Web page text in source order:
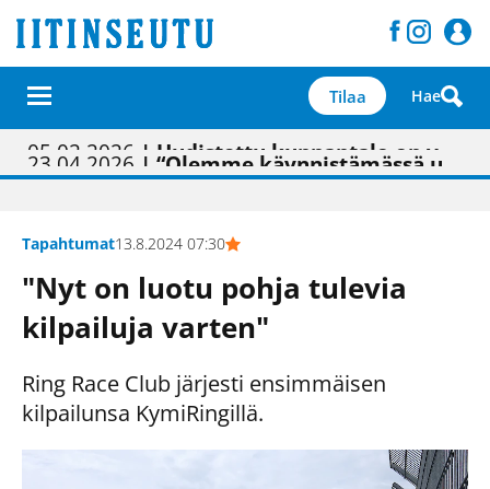
Tilaa Hae
01.02.2026 | Painon vaihtumisen pitäisi näkyä hieman parempana painojäljen laatuna lehdessä
05.02.2026 | Uudistettu kunnantalo on valoisa
23.04.2026 | “Olemme käynnistämässä uudelleen keskustavisiotyön”
09.05.2026| "Maalla on totuttu elämään omavaraisemmin kuin kaupungissa"
Tapahtumat13.8.2024 07:30
"Nyt on luotu pohja tulevia
kilpailuja varten"
Ring Race Club järjesti ensimmäisen
kilpailunsa KymiRingillä.